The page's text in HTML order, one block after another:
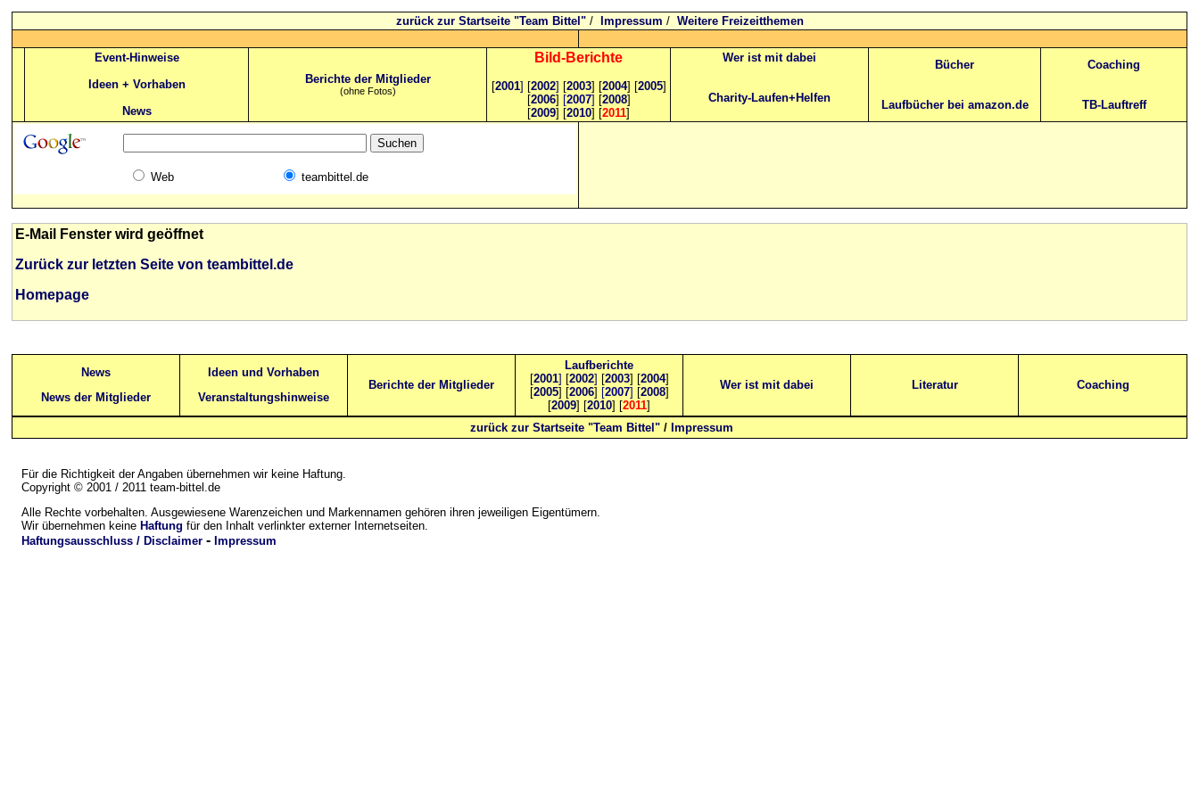
zurück zur Startseite "Team Bittel"/ Impressum / Weitere Freizeitthemen
Event-Hinweise
Ideen + Vorhaben
News
Berichte der Mitglieder
(ohne Fotos)
Bild-Berichte
[2001] [2002] [2003] [2004] [2005]
[2006] [2007] [2008]
[2009] [2010] [2011]
Wer ist mit dabei
Charity-Laufen+Helfen
Bücher
Laufbücher bei amazon.de
Coaching
TB-Lauftreff
Web teambittel.de
E-Mail Fenster wird geöffnet
Zurück zur letzten Seite von teambittel.de
Homepage
News
News der Mitglieder
Ideen und Vorhaben
Veranstaltungshinweise
Berichte der Mitglieder
Laufberichte
[2001] [2002] [2003] [2004]
[2005] [2006] [2007] [2008]
[2009] [2010] [2011]
Wer ist mit dabei Literatur Coaching
zurück zur Startseite "Team Bittel"/ Impressum
Für die Richtigkeit der Angaben übernehmen wir keine Haftung.
Copyright © 2001 / 2011 team-bittel.de
Alle Rechte vorbehalten. Ausgewiesene Warenzeichen und Markennamen gehören ihren jeweiligen Eigentümern.
Wir übernehmen keine Haftung für den Inhalt verlinkter externer Internetseiten.
Haftungsausschluss / Disclaimer - Impressum